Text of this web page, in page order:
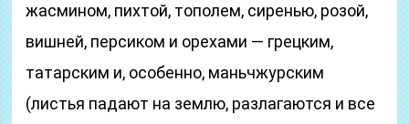
жасмином, пихтой, тополем, сиренью, розой,
вишней, персиком и орехами — грецким,
татарским и, особенно, маньчжурским
(листья падают на землю, разлагаются и все